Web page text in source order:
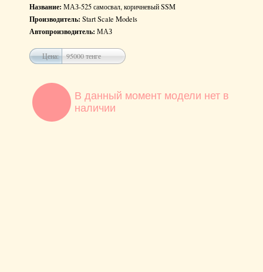
Название: МАЗ-525 самосвал, коричневый SSM
Производитель: Start Scale Models
Автопроизводитель: МАЗ
Цена: 95000 тенге
В данный момент модели нет в
наличии